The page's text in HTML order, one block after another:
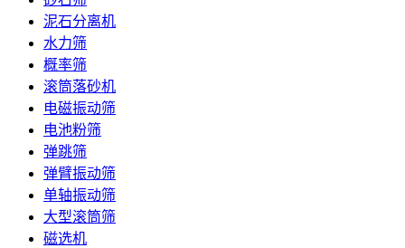
泥石分离机
水力筛
概率筛
滚筒落砂机
电磁振动筛
电池粉筛
弹跳筛
弹臂振动筛
单轴振动筛
大型滚筒筛
磁选机